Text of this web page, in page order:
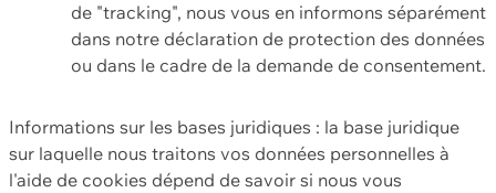
de "tracking", nous vous en informons séparément
dans notre déclaration de protection des données
ou dans le cadre de la demande de consentement.
Informations sur les bases juridiques : la base juridique
sur laquelle nous traitons vos données personnelles à
l'aide de cookies dépend de savoir si nous vous